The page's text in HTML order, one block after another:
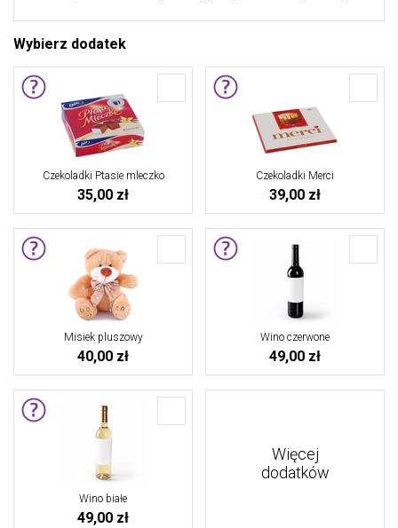
Wybierz dodatek
Czekoladki Ptasie mleczko
35,00 zł
Czekoladki Merci
39,00 zł
Misiek pluszowy
40,00 zł
Wino czerwone
49,00 zł
Wino białe
49,00 zł
Więcej
dodatków